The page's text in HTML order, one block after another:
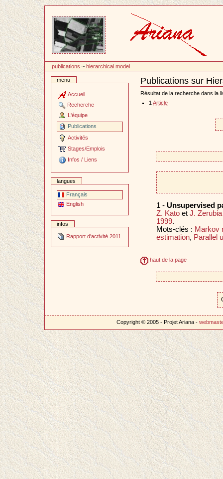
contenu
publications ~hierarchical model
menu
Accueil
Recherche
L'équipe
Publications
Activités
Stages/Emplois
Infos / Liens
langues
Français
English
infos
Rapport d'activité 2011
Publications sur
Document
Actions
Résultat de la recherche dans la
1 Article
1 - Unsupervised
Z. Katoet J. Zerubia
1999.
Mots-clés : Markov
estimation, Parallel
haut de la page
Copyright © 2005 - Projet Ariana -